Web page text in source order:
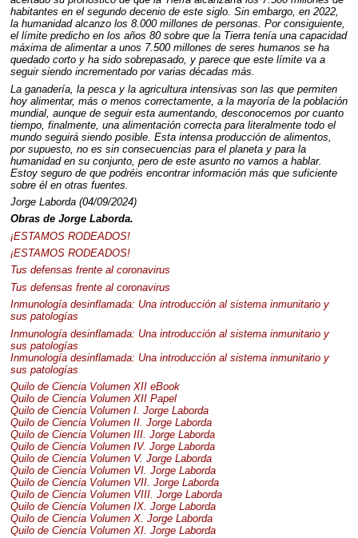
habitantes en el segundo decenio de este siglo. Sin embargo, en 2022,
la humanidad alcanzo los 8.000 millones de personas. Por consiguiente,
el límite predicho en los años 80 sobre que la Tierra tenía una capacidad
máxima de alimentar a unos 7.500 millones de seres humanos se ha
quedado corto y ha sido sobrepasado, y parece que este límite va a
seguir siendo incrementado por varias décadas más.
La ganadería, la pesca y la agricultura intensivas son las que permiten
hoy alimentar, más o menos correctamente, a la mayoría de la población
mundial, aunque de seguir esta aumentando, desconocemos por cuanto
tiempo, finalmente, una alimentación correcta para literalmente todo el
mundo seguirá siendo posible. Esta intensa producción de alimentos,
por supuesto, no es sin consecuencias para el planeta y para la
humanidad en su conjunto, pero de este asunto no vamos a hablar.
Estoy seguro de que podréis encontrar información más que suficiente
sobre él en otras fuentes.
Jorge Laborda (04/09/2024)
Obras de Jorge Laborda.
¡ESTAMOS RODEADOS!
¡ESTAMOS RODEADOS!
Tus defensas frente al coronavirus
Tus defensas frente al coronavirus
Inmunología desinflamada: Una introducción al sistema inmunitario y
sus patologías
Inmunología desinflamada: Una introducción al sistema inmunitario y
sus patologías
Inmunología desinflamada: Una introducción al sistema inmunitario y
sus patologías
Quilo de Ciencia Volumen XIIeBook
Quilo de Ciencia Volumen XIIPapel
Quilo de Ciencia Volumen I. Jorge Laborda
Quilo de Ciencia Volumen II. Jorge Laborda
Quilo de Ciencia Volumen III. Jorge Laborda
Quilo de Ciencia Volumen IV. Jorge Laborda
Quilo de Ciencia Volumen V. Jorge Laborda
Quilo de Ciencia Volumen VI. Jorge Laborda
Quilo de Ciencia Volumen VII. Jorge Laborda
Quilo de Ciencia Volumen VIII. Jorge Laborda
Quilo de Ciencia Volumen IX. Jorge Laborda
Quilo de Ciencia Volumen X. Jorge Laborda
Quilo de Ciencia Volumen XI. Jorge Laborda